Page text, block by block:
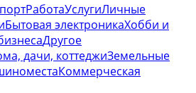
РаботаУслугиЛичные
Бытовая электроникаХобби и
Другое
дачи, коттеджиЗемельные
Коммерческая